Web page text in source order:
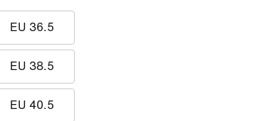
EU 36.5
EU 38.5
EU 40.5